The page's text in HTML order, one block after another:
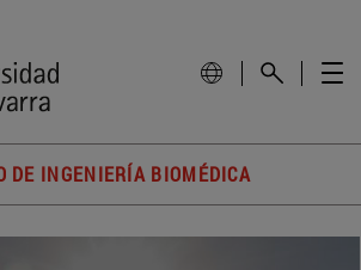
DE INGENIERÍA BIOMÉDICA